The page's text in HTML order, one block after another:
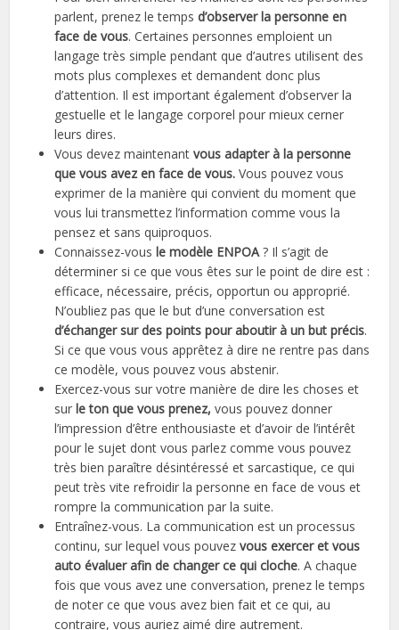
parlent, prenez le temps d’observer la personne en
face de vous. Certaines personnes emploient un
langage très simple pendant que d’autres utilisent des
mots plus complexes et demandent donc plus
d’attention. Il est important également d’observer la
gestuelle et le langage corporel pour mieux cerner
leurs dires.
Vous devez maintenant vous adapter à la personne
que vous avez en face de vous. Vous pouvez vous
exprimer de la manière qui convient du moment que
vous lui transmettez l’information comme vous la
pensez et sans quiproquos.
Connaissez-vousle modèle ENPOA ? Il s’agit de
déterminer si ce que vous êtes sur le point de dire est :
efficace, nécessaire, précis, opportun ou approprié.
N’oubliez pas que le but d’une conversation est
d’échanger sur des points pour aboutir à un but précis.
Si ce que vous vous apprêtez à dire ne rentre pas dans
ce modèle, vous pouvez vous abstenir.
Exercez-vous sur votre manière de dire les choses et
surle ton que vous prenez, vous pouvez donner
l’impression d’être enthousiaste et d’avoir de l’intérêt
pour le sujet dont vous parlez comme vous pouvez
très bien paraître désintéressé et sarcastique, ce qui
peut très vite refroidir la personne en face de vous et
rompre la communication par la suite.
Entraînez-vous. La communication est un processus
continu, sur lequel vous pouvezvous exercer et vous
auto évaluer afin de changer ce qui cloche. A chaque
fois que vous avez une conversation, prenez le temps
de noter ce que vous avez bien fait et ce qui, au
contraire, vous auriez aimé dire autrement.